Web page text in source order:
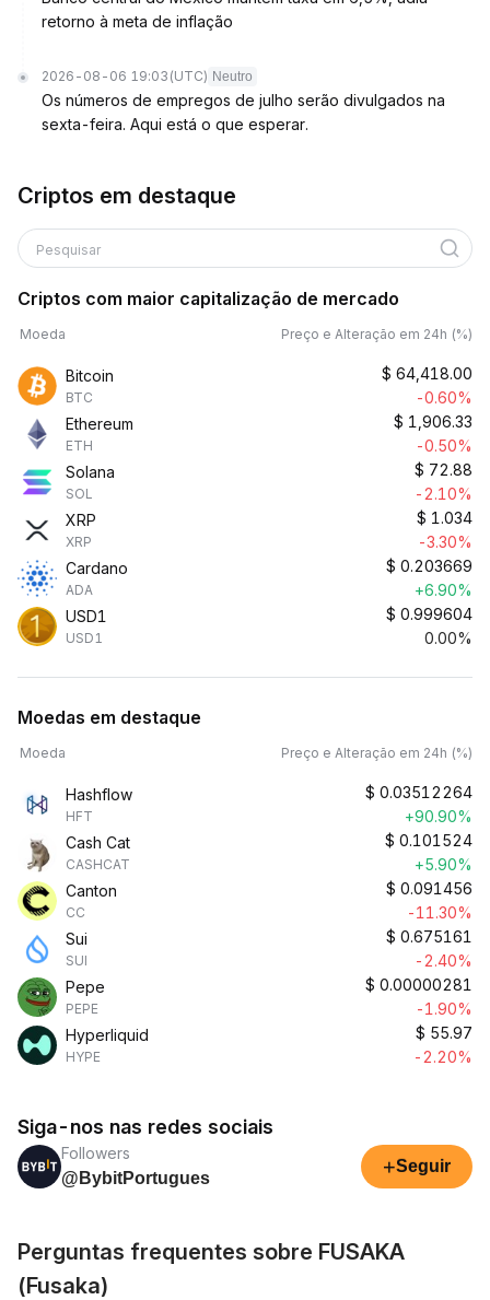
retorno à meta de inflação
2026-08-06 19:03 (UTC) Neutro
Os números de empregos de julho serão divulgados na
sexta-feira. Aqui está o que esperar.
Criptos em destaque
Pesquisar
Criptos com maior capitalização de mercado
Moeda Preço e Alteração em 24h (%)
Bitcoin
BTC
$ 64,418.00
-0.60%
Ethereum
ETH
$ 1,906.33
-0.50%
Solana
SOL
$ 72.88
-2.10%
XRP
XRP
$ 1.034
-3.30%
Cardano
ADA
$ 0.203669
+6.90%
USD1
USD1
$ 0.999604
0.00%
Moedas em destaque
Moeda Preço e Alteração em 24h (%)
Hashflow
HFT
$ 0.03512264
+90.90%
Cash Cat
CASHCAT
$ 0.101524
+5.90%
Canton
CC
$ 0.091456
-11.30%
Sui
SUI
$ 0.675161
-2.40%
Pepe
PEPE
$ 0.00000281
-1.90%
Hyperliquid
HYPE
$ 55.97
-2.20%
Siga-nos nas redes sociais
Followers
@BybitPortugues
+Seguir
Perguntas frequentes sobre FUSAKA
(Fusaka)